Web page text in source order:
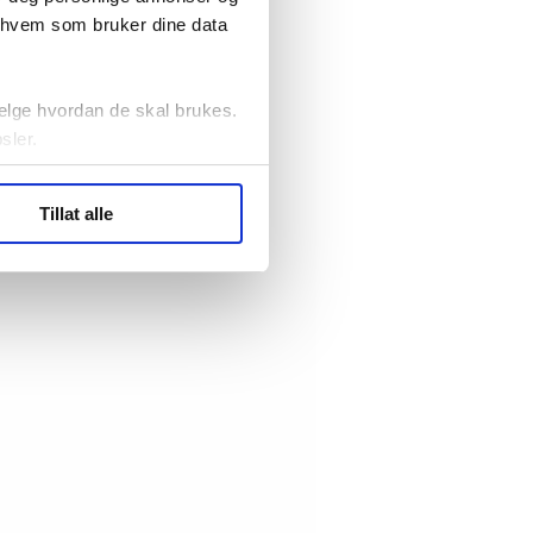
som bruker dine data
hvordan de skal brukes.
statistikk.
Tillat alle